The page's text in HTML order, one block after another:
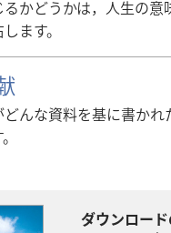
かどうかは，人生の意
ます。
どんな資料を基に書かれ
ダウンロー